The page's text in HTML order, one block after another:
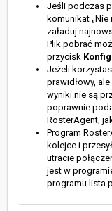
Jeśli podczas
komunikat
załaduj
Plik pobrać
przycisk
Jeżeli
prawidłowy,
wyniki nie są
poprawnie
RosterAgent,
Program
kolejce i
utracie
jest w
programu lista